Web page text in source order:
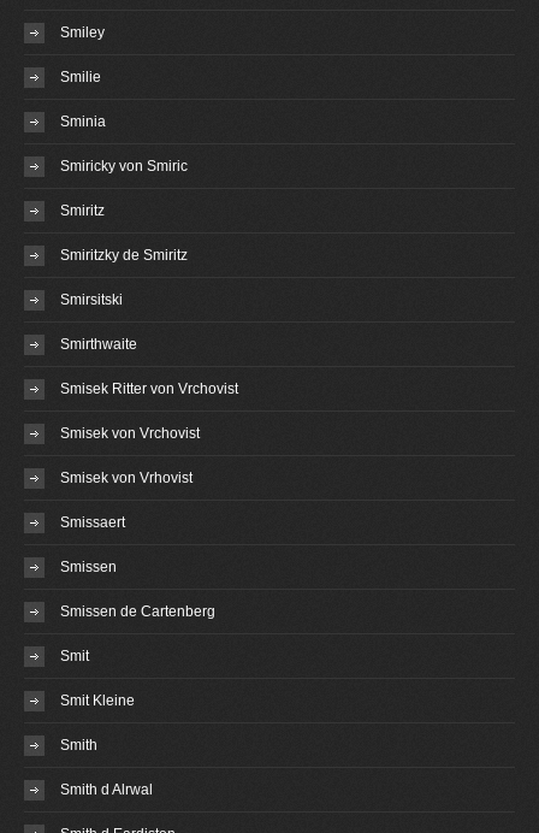
Smiley
Smilie
Sminia
Smiricky von Smiric
Smiritz
Smiritzky de Smiritz
Smirsitski
Smirthwaite
Smisek Ritter von Vrchovist
Smisek von Vrchovist
Smisek von Vrhovist
Smissaert
Smissen
Smissen de Cartenberg
Smit
Smit Kleine
Smith
Smith d Alrwal